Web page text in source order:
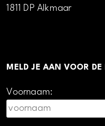
1811 DP Alkmaar
MELD JE AAN VOOR DE
Voornaam: